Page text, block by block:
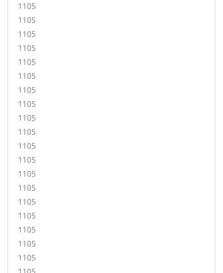
1105
1105
1105
1105
1105
1105
1105
1105
1105
1105
1105
1105
1105
1105
1105
1105
1105
1105
1105